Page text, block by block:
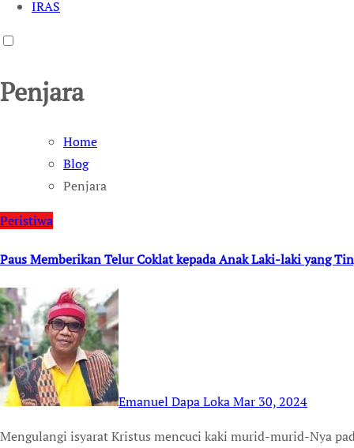
IRAS
Penjara
Home
Blog
Penjara
Peristiwa
Paus Memberikan Telur Coklat kepada Anak Laki-laki yang
Emanuel Dapa LokaMar 30, 2024
Mengulangi isyarat Kristus mencuci kaki murid-murid-Nya pada Perjamuan Terakhir, Paus berusia 87 tahun itu